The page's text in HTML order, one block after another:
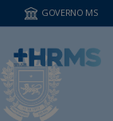
GOVERNO MS